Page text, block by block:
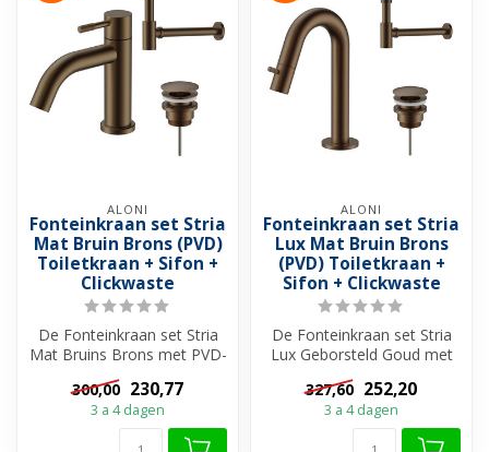
ALONI
Fonteinkraan set Stria
Mat Bruin Brons (PVD)
Toiletkraan + Sifon +
Clickwaste
De Fonteinkraan set Stria
Mat Bruins Brons met PVD-
coating van Aloni is dé
keuze...
300,00 230,77
3 a 4 dagen
ALONI
Fonteinkraan set Stria
Lux Mat Bruin Brons
(PVD) Toiletkraan +
Sifon + Clickwaste
De Fonteinkraan set Stria
Lux Geborsteld Goud met
PVD-coating van Aloni is dé
ke...
327,60 252,20
3 a 4 dagen